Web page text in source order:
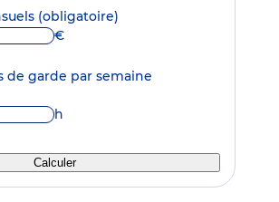
(obligatoire)
€
de garde par semaine
h
Calculer